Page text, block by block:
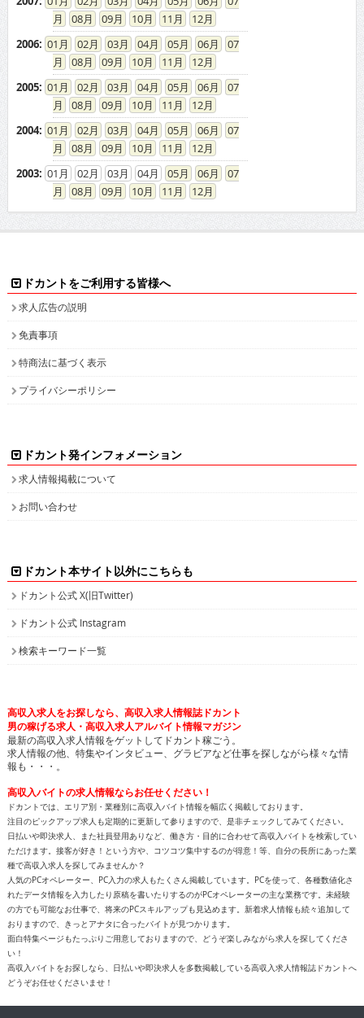
08
09 10 11
12
2006: 01 02 03 04 05 06
07
08
09 10 11
12
2005: 01 02 03 04 05 06
07
08
09 10 11
12
2004: 01 02 03 04 05 06
07
08
09 10 11
12
2003: 01 02 03 04 05 06
07
08
09 10 11 12
ドカントをご利用する皆様へ
求人広告の説明
免責事項
特商法に基づく表示
プライバシーポリシー
ドカント発インフォメーション
求人情報掲載について
お問い合わせ
ドカント本サイト以外にこちらも
ドカント公式 X(旧Twitter)
ドカント公式 Instagram
検索キーワード一覧
高収入求人をお探しなら、高収入求人情報誌ドカント
男の稼げる求人・高収入求人アルバイト情報マガジン
最新の高収入求人情報をゲットしてドカント稼ごう。
求人情報の他、特集やインタビュー、グラビアなど仕事を探しながら様々な情
報も・・・。
高収入バイトの求人情報ならお任せください！
ドカントでは、エリア別・業種別に高収入バイト情報を幅広く掲載しております。
注目のピックアップ求人も定期的に更新して参りますので、是非チェックしてみてください。
日払いや即決求人、また社員登用ありなど、働き方・目的に合わせて高収入バイトを検索してい
ただけます。接客が好き！という方や、コツコツ集中するのが得意！等、自分の長所にあった業
種で高収入求人を探してみませんか？
人気のPCオペレーター、PC入力の求人もたくさん掲載しています。PCを使って、各種数値化さ
れたデータ情報を入力したり原稿を書いたりするのがPCオペレーターの主な業務です。未経験
の方でも可能なお仕事で、将来のPCスキルアップも見込めます。新着求人情報も続々追加して
おりますので、きっとアナタに合ったバイトが見つかります。
面白特集ページもたっぷりご用意しておりますので、どうぞ楽しみながら求人を探してくださ
い！
高収入バイトをお探しなら、日払いや即決求人を多数掲載している高収入求人情報誌ドカントへ
どうぞお任せくださいませ！